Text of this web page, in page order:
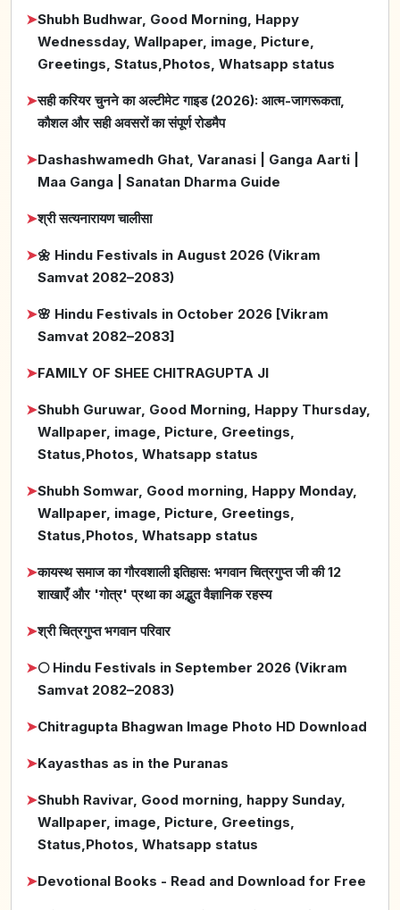
➤Shubh Budhwar, Good Morning, Happy
Wednessday, Wallpaper, image, Picture,
Greetings, Status,Photos, Whatsapp status
➤सही करियर चुनने का अल्टीमेट गाइड (2026): आत्म-जागरूकता,
कौशल और सही अवसरों का संपूर्ण रोडमैप
➤Dashashwamedh Ghat, Varanasi | Ganga Aarti |
Maa Ganga | Sanatan Dharma Guide
➤श्री सत्यनारायण चालीसा
➤🌼 Hindu Festivals in August 2026 (Vikram
Samvat 2082–2083)
➤🌸 Hindu Festivals in October 2026 [Vikram
Samvat 2082–2083]
➤FAMILY OF SHEE CHITRAGUPTA JI
➤Shubh Guruwar, Good Morning, Happy Thursday,
Wallpaper, image, Picture, Greetings,
Status,Photos, Whatsapp status
➤Shubh Somwar, Good morning, Happy Monday,
Wallpaper, image, Picture, Greetings,
Status,Photos, Whatsapp status
➤कायस्थ समाज का गौरवशाली इतिहास: भगवान चित्रगुप्त जी की 12
शाखाएँ और 'गोत्र' प्रथा का अद्भुत वैज्ञानिक रहस्य
➤श्री चित्रगुप्त भगवान परिवार
➤🌕 Hindu Festivals in September 2026 (Vikram
Samvat 2082–2083)
➤Chitragupta Bhagwan Image Photo HD Download
➤Kayasthas as in the Puranas
➤Shubh Ravivar, Good morning, happy Sunday,
Wallpaper, image, Picture, Greetings,
Status,Photos, Whatsapp status
➤Devotional Books - Read and Download for Free